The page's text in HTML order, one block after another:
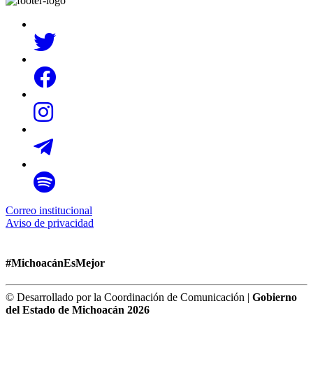
Correo institucional
Aviso de privacidad
#MichoacánEsMejor
© Desarrollado por la Coordinación de Comunicación | Gobierno
del Estado de Michoacán 2026